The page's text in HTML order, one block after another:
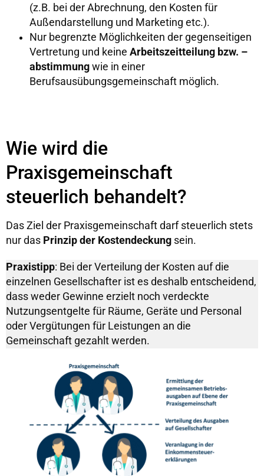
(z.B. bei der Abrechnung, den Kosten für
Außendarstellung und Marketing etc.).
Nur begrenzte Möglichkeiten der gegenseitigen
Vertretung und keine Arbeitszeitteilung bzw. –
abstimmung wie in einer
Berufsausübungsgemeinschaft möglich.
Wie wird die
Praxisgemeinschaft
steuerlich behandelt?
Das Ziel der Praxisgemeinschaft darf steuerlich stets
nur das Prinzip der Kostendeckung sein.
Praxistipp: Bei der Verteilung der Kosten auf die
einzelnen Gesellschafter ist es deshalb entscheidend,
dass weder Gewinne erzielt noch verdeckte
Nutzungsentgelte für Räume, Geräte und Personal
oder Vergütungen für Leistungen an die
Gemeinschaft gezahlt werden.